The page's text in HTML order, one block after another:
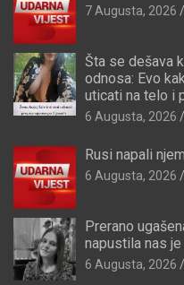
7 Augusta, 2026
Šta se dešava
odnosa: Evo
uticati na telo i
6 Augusta, 2026
Rusi napali
6 Augusta, 2026
Prerano
napustila nas
6 Augusta, 2026